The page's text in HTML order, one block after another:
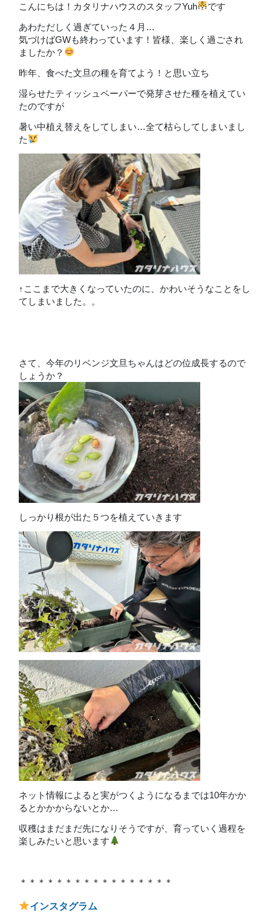
こんにちは！カタリナハウスのスタッフYuh
です
あわただしく過ぎていった４月…
気づけばGWも終わっています！皆様、楽しく過ごされ
ましたか？
昨年、食べた文旦の種を育てよう！と思い立ち
湿らせたティッシュペーパーで発芽させた種を植えてい
たのですが
暑い中植え替えをしてしまい…全て枯らしてしまいまし
た
↑ここまで大きくなっていたのに、かわいそうなことをし
てしまいました。。
さて、今年のリベンジ文旦ちゃんはどの位成長するので
しょうか？
しっかり根が出た５つを植えていきます
ネット情報によると実がつくようになるまでは10年かか
るとかかからないとか…
収穫はまだまだ先になりそうですが、育っていく過程を
楽しみたいと思います
＊＊＊＊＊＊＊＊＊＊＊＊＊＊＊＊＊
インスタグラム